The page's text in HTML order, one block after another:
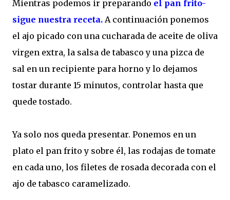
Mientras podemos ir preparando el pan frito-
sigue nuestra receta. A continuación ponemos
el ajo picado con una cucharada de aceite de oliva
virgen extra, la salsa de tabasco y una pizca de
sal en un recipiente para horno y lo dejamos
tostar durante 15 minutos, controlar hasta que
quede tostado.
Ya solo nos queda presentar. Ponemos en un
plato el pan frito y sobre él, las rodajas de tomate
en cada uno, los filetes de rosada decorada con el
ajo de tabasco caramelizado.